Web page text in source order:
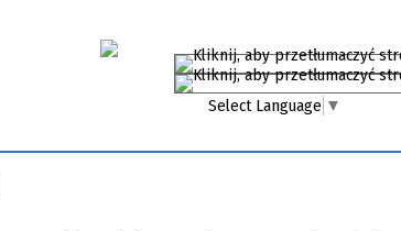
Select Language ▼